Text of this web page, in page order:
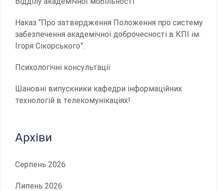
Наказ “Про затвердження Положення про систему
забезпечення академічної доброчесності в КПІ ім.
Ігоря Сікорського”.
Психологічні консультації
Шановні випускники кафедри інформаційних
технологій в телекомунікаціях!
Архіви
Серпень 2026
Липень 2026